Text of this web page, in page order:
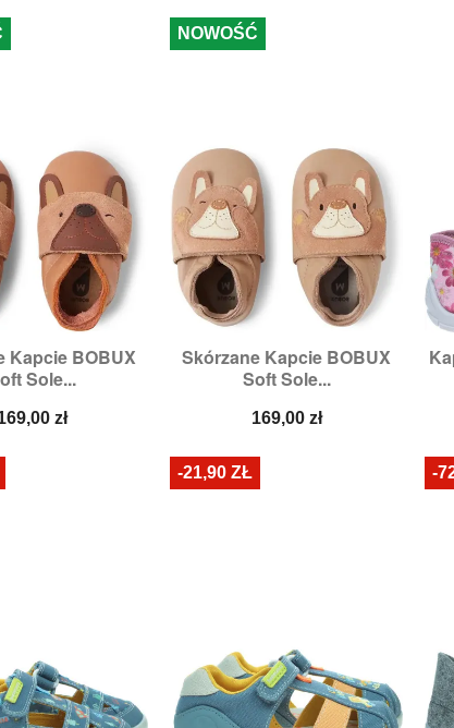
Kapcie BOBUX
Sole...
zł
podgląd
XL
Skórzane Kapcie BOBUX
Soft Sole...
Cena
169,00 zł
Szybki podgląd
Rozmiary:XL
NOWOŚĆ
-21,90 ZŁ -